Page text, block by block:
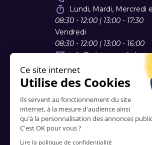
Lundi, Mardi, Mercredi
08:30 - 12:00 | 13:00 - 17:30
Vendredi
08:30 - 12:00 | 13:00 - 16:00
info@vitrinemedia.be